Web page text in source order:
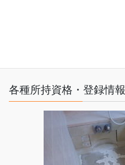
各種所持資格・登録情報